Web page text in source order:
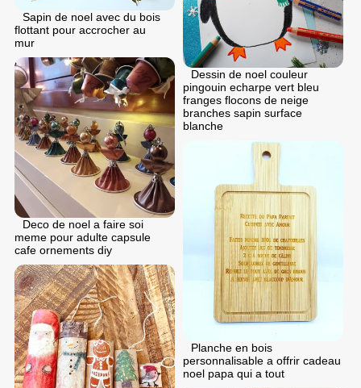
Sapin de noel avec du bois
flottant pour accrocher au
mur
Dessin de noel couleur
pingouin echarpe vert bleu
franges flocons de neige
branches sapin surface
blanche
Deco de noel a faire soi
meme pour adulte capsule
cafe ornements diy
Planche en bois
personnalisable a offrir cadeau
noel papa qui a tout